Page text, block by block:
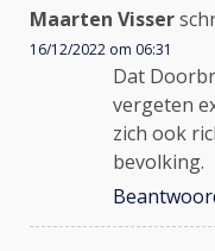
Maarten Visser
16/12/2022 om 06:31
Dat
vergeten
zich ook
bevolking.